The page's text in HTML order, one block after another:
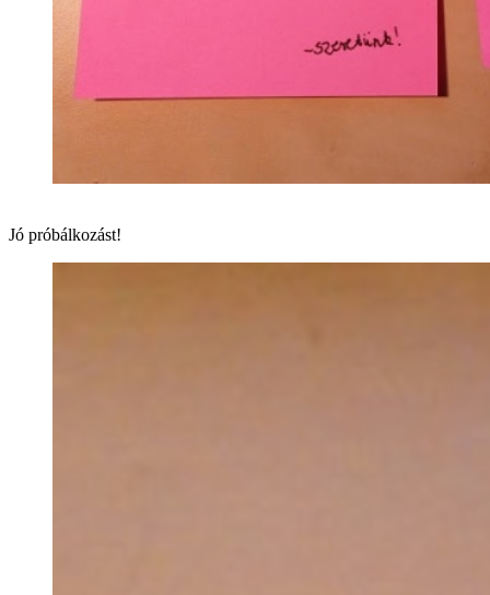
Jó próbálkozást!